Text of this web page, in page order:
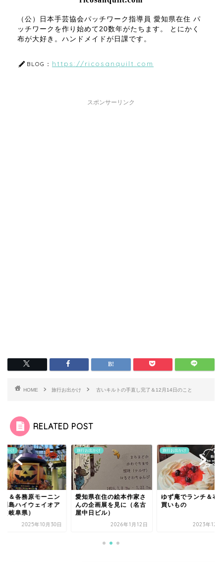
（公）日本手芸協会パッチワーク指導員 愛知県在住 パ
ッチワークを作り始めて20数年がたちます。 とにかく
布が大好き。ハンドメイドが日課です。
BLOG： https://ricosanquilt.com
スポンサーリンク
HOME 旅行お出かけ 古いキルトの手直し完了＆12月14日のこと
RELATED POST
旅行お出かけ
愛知県在住の絵本作家さ
んの企画展を見に（名古
屋中日ビル）
2026年1月12日
旅行お出かけ
ゆず庵でランチ＆布のお
買いもの
2023年12月12日
旅行お出かけ
芋ほり＆各務原
グ＆川島ハイウ
2025